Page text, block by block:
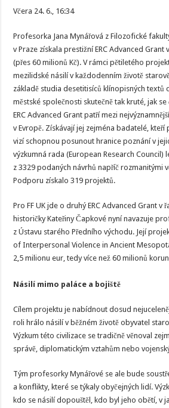
Včera 24. 6., 16:34
Profesorka Jana Mynářová z Filozofické
v Praze získala prestižní ERC Advanced Grant
(přes 60 milionů Kč). V rámci pětiletého
mezilidské násilí v každodenním životě
základě studia desetitisíců klínopisných textů
městské společnosti skutečně tak kruté, jak
ERC Advanced Grant patří mezi
v Evropě. Získávají jej zejména badatelé, kteří
vizí schopnou posunout hranice poznání v
výzkumná rada (European Research Council)
z 3329 podaných návrhů napříč rozmanitými
Podporu získalo 319 projektů.
Pro FF UK jde o druhý ERC Advanced Grant v
historičky Kateřiny Čapkové nyní navazuje
z Ústavu starého Předního východu. Její
of Interpersonal Violence in Ancient
2,5 milionu eur, tedy více než 60 milionů
Násilí mimo paláce a bojiště
Cílem projektu je nabídnout dosud
roli hrálo násilí v běžném životě obyvatel
Výzkum této civilizace se tradičně věnoval
správě, diplomatickým vztahům nebo
Tým profesorky Mynářové se ale bude
a konflikty, které se týkaly obyčejných lidí.
kdo se násilí dopouštěl, kdo byl jeho obětí, v